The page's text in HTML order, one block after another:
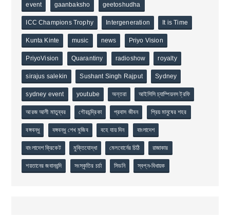
event gaanbaksho geetoshudha
ICC Champions Trophy Intergeneration It is Time
Kunta Kinte music news Priyo Vision
PriyoVision Quarantiny radioshow royalty
sirajus salekin Sushant Singh Rajput Sydney
sydney event youtube অন্তরা আইসিসি চ্যাম্পিয়নস ট্রফি
আরজ আলী মাতুব্বর গৌরচন্দ্রিকা প্রবাস জীবন প্রিয় মানুষের শহর
বঙ্গবন্ধু বঙ্গবন্ধু শেখ মুজিব বহে যায় দিন বাংলাদেশ
বাংলাদেশ ক্রিকেট মুক্তিযোদ্ধা মেলবোর্নের চিঠি রাজাকার
শয়তানের জবানবন্দি সংস্কৃতির চর্চা সিডনি স্বপ্ন-বিধায়ক